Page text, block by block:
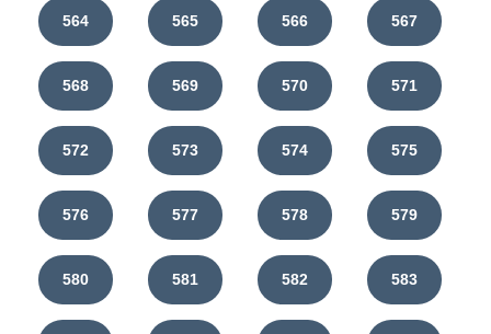
564 565 566 567
568 569 570 571
572 573 574 575
576 577 578 579
580 581 582 583